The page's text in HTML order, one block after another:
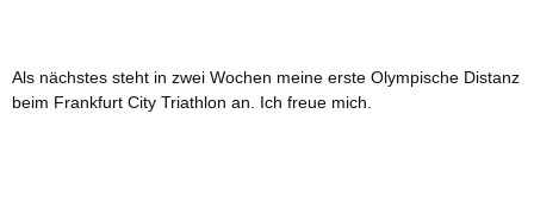
Als nächstes steht in zwei Wochen meine erste Olympische Distanz
beim Frankfurt City Triathlon an. Ich freue mich.